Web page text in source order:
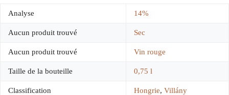
Analyse 14%
Aucun produit trouvé Sec
Aucun produit trouvé Vin rouge
Taille de la bouteille 0,75 l
Classification Hongrie, Villány